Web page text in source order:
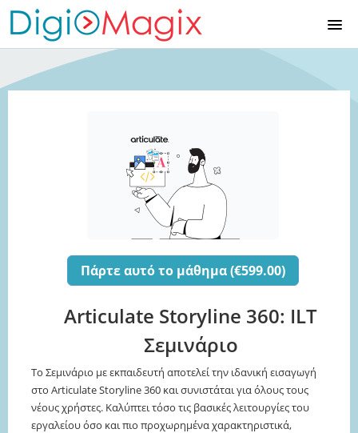
ΑΡΧΙΚΉ
Πάρτε αυτό το μάθημα (€599.00)
Articulate Storyline 360: ILT
Σεμινάριο
Το Σεμινάριο με εκπαιδευτή αποτελεί την ιδανική εισαγωγή
στο Articulate Storyline 360 και συνιστάται για όλους τους
νέους χρήστες. Καλύπτει τόσο τις βασικές λειτουργίες του
εργαλείου όσο και πιο προχωρημένα χαρακτηριστικά,